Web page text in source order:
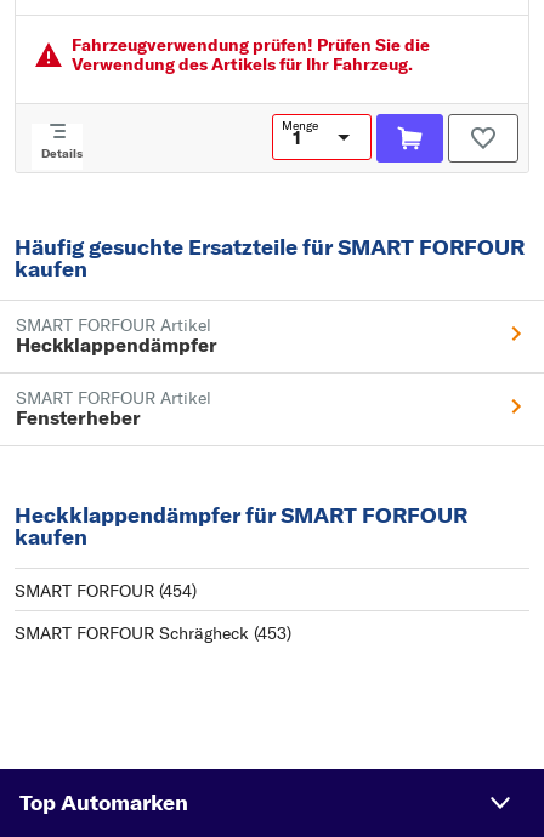
Hub [mm]: 169
Fahrzeugver­wendung prüfen! Prüfen Sie die
Verwendung des Artikels für Ihr Fahrzeug.
Details
Menge
Häufig gesuchte Ersatzteile für SMART FORFOUR
kaufen
SMART FORFOUR Artikel
Heckklappendämpfer
SMART FORFOUR Artikel
Fensterheber
Heckklappendämpfer für SMART FORFOUR
kaufen
SMART FORFOUR (454)
SMART FORFOUR Schrägheck (453)
Top Automarken